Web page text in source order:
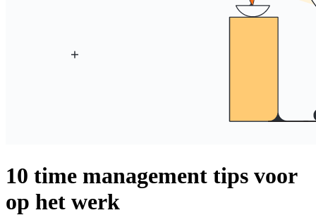
10 time management tips voor
op het werk